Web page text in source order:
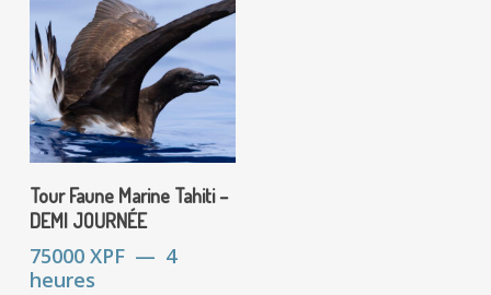
Réserver
Tour Faune Marine Tahiti –
DEMI JOURNÉE
75000 XPF
4
heures